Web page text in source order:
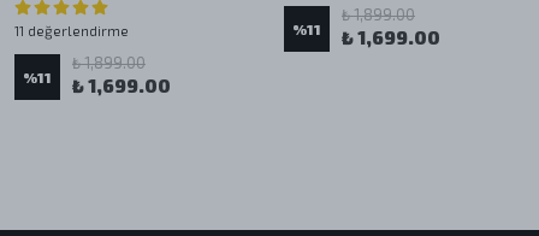
11 değerlendirme
%11
₺ 1,899.00
₺ 1,699.00
%11
₺ 1,899.00
₺ 1,699.00